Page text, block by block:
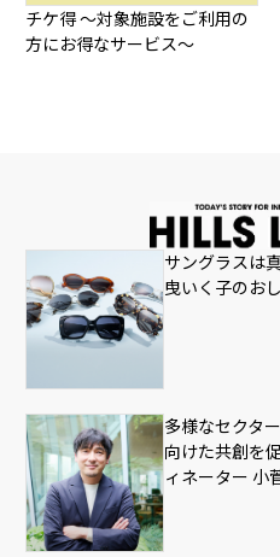
チケ得 ～対象施設をご利用の
方にお得なサービス～
サングラスは
曳いく子のお
多様なセクタ
向けた共創を
ィネーター 小